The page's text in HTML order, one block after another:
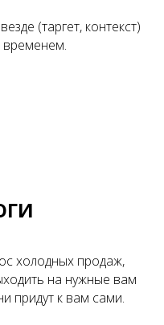
(таргет, контекст)
временем.
холодных продаж,
на нужные вам
придут к вам сами.